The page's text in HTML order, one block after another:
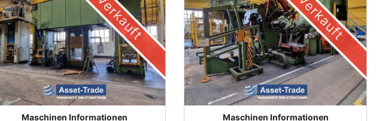
Verkauft
Maschinen Informationen
Verkauft
Maschinen Informationen